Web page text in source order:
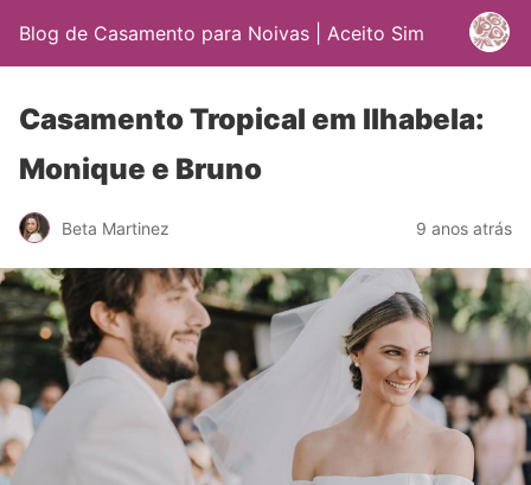
Blog de Casamento para Noivas | Aceito Sim
Casamento Tropical em Ilhabela:
Monique e Bruno
Beta Martinez 9 anos atrás